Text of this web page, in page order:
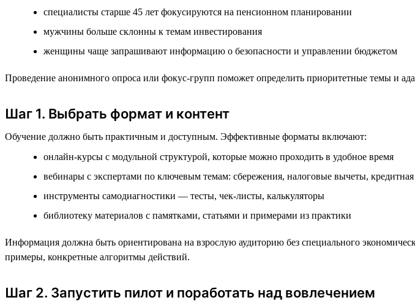
специалисты старше 45 лет фокусируются на пенсионном планировании
мужчины больше склонны к темам инвестирования
женщины чаще запрашивают информацию о безопасности и управлении бюджетом
Проведение анонимного опроса или фокус-групп поможет определить приоритетные темы и
Шаг 1. Выбрать формат и контент
Обучение должно быть практичным и доступным. Эффективные форматы включают:
онлайн-курсы с модульной структурой, которые можно проходить в удобное время
вебинары с экспертами по ключевым темам: сбережения, налоговые вычеты, кредитная
инструменты самодиагностики — тесты, чек-листы, калькуляторы
библиотеку материалов с памятками, статьями и примерами из практики
Информация должна быть ориентирована на взрослую аудиторию без специального
примеры, конкретные алгоритмы действий.
Шаг 2. Запустить пилот и поработать над вовлечением